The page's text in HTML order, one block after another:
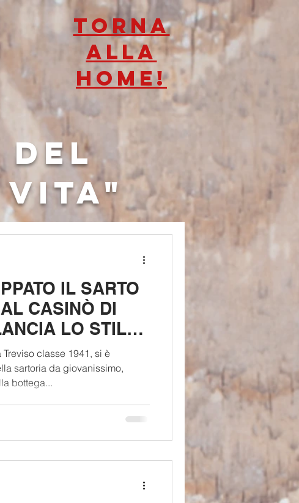
TORNA
ALLA
HOME!
del
vita"
IL SARTO
CASINÒ DI
LO STILE
MODERNO"
classe 1941, si è
sartoria da giovanissimo,
bottega...